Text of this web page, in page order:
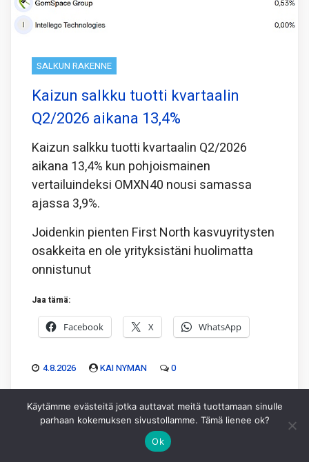
SALKUN RAKENNE
Kaizun salkku tuotti kvartaalin
Q2/2026 aikana 13,4%
Kaizun salkku tuotti kvartaalin Q2/2026
aikana 13,4% kun pohjoismainen
vertailuindeksi OMXN40 nousi samassa
ajassa 3,9%.
Joidenkin pienten First North kasvuyritysten
osakkeita en ole yrityksistäni huolimatta
onnistunut
Jaa tämä:
Facebook X WhatsApp
4.8.2026 KAI NYMAN 0
Käytämme evästeitä jotka auttavat meitä tuottamaan sinulle
parhaan kokemuksen sivustollamme. Tämä lienee ok?
Ok